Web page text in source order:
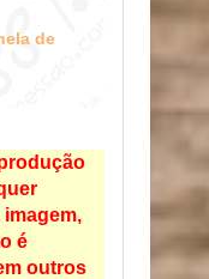
de
é
outros